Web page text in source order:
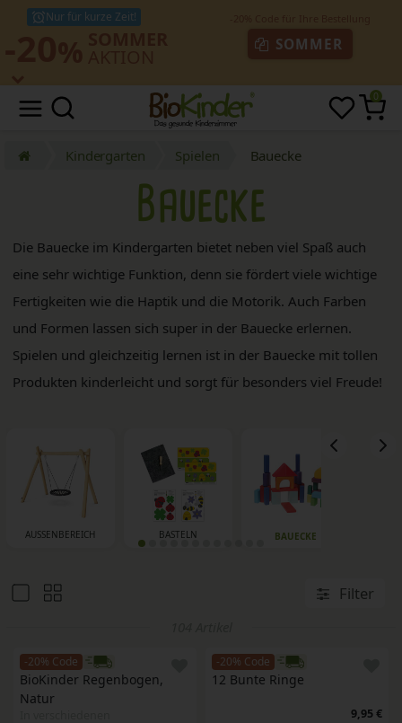
Nur für kurze Zeit!
SOMMER
0
Kindergarten Spielen Bauecke
Bauecke
Die Bauecke im Kindergarten bietet neben viel Spaß auch
eine sehr wichtige Funktion, denn sie fördert viele wichtige
Fertigkeiten wie die Haptik und die Motorik. Auch Farben
und Formen lassen sich super in der Bauecke erlernen.
Spielen und gleichzeitig lernen ist in der Bauecke mit tollen
Produkten kinderleicht und sorgt für besonders viel Freude!
AUSSENBEREICH BASTELN BAUECKE
Filter
-20% Code
BioKinder Regenbogen,
Natur
-20% Code
12 Bunte Ringe
9,95 €